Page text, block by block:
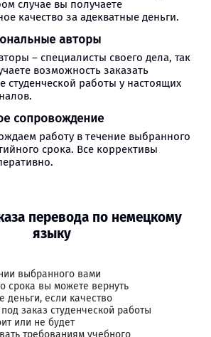
случае вы получаете
качество за адекватные деньги.
авторы
– специалисты своего дела, так
возможность заказать
студенческой работы у настоящих
сопровождение
работу в течение выбранного
срока. Все коррективы
перевода по немецкому
языку
выбранного вами
срока вы можете вернуть
деньги, если качество
заказ студенческой работы
или не будет
требованиям учебного